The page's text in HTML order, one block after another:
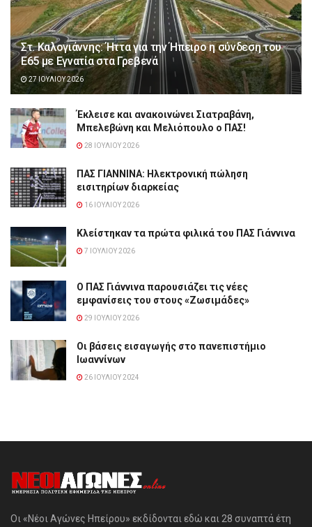
Στ. Καλογιάννης: Ήττα για την Ήπειρο η σύνδεση του
Ε65 με Εγνατία στα Γρεβενά
27 ΙΟΥΛΊΟΥ 2026
Έκλεισε και ανακοινώνει Σιατραβάνη,
Μπελεβώνη και Μελιόπουλο ο ΠΑΣ!
28 ΙΟΥΛΊΟΥ 2026
ΠΑΣ ΓΙΑΝΝΙΝΑ: Hλεκτρονική πώληση
εισιτηρίων διαρκείας
16 ΙΟΥΛΊΟΥ 2026
Κλείστηκαν τα πρώτα φιλικά του ΠΑΣ Γιάννινα
7 ΙΟΥΛΊΟΥ 2026
Ο ΠΑΣ Γιάννινα παρουσιάζει τις νέες
εμφανίσεις του στους «Ζωσιμάδες»
29 ΙΟΥΛΊΟΥ 2026
Οι βάσεις εισαγωγής στο πανεπιστήμιο
Ιωαννίνων
26 ΙΟΥΛΊΟΥ 2024
Οι «Νέοι Αγώνες Ηπείρου» εκδίδονται εδώ και 28 συναπτά έτη